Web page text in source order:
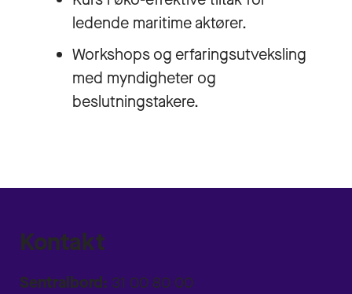
ledende maritime aktører.
Workshops og erfaringsutveksling
med myndigheter og
beslutningstakere.
Kontakt
Sentralbord: 31 00 80 00